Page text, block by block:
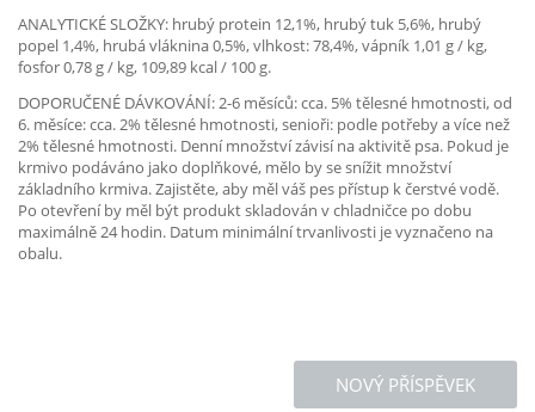
ANALYTICKÉ SLOŽKY: hrubý protein 12,1%, hrubý tuk 5,6%, hrubý
popel 1,4%, hrubá vláknina 0,5%, vlhkost: 78,4%, vápník 1,01 g / kg,
fosfor 0,78 g / kg, 109,89 kcal / 100 g.
DOPORUČENÉ DÁVKOVÁNÍ: 2-6 měsíců: cca. 5% tělesné hmotnosti, od
6. měsíce: cca. 2% tělesné hmotnosti, senioři: podle potřeby a více než
2% tělesné hmotnosti. Denní množství závisí na aktivitě psa. Pokud je
krmivo podáváno jako doplňkové, mělo by se snížit množství
základního krmiva. Zajistěte, aby měl váš pes přístup k čerstvé vodě.
Po otevření by měl být produkt skladován v chladničce po dobu
maximálně 24 hodin. Datum minimální trvanlivosti je vyznačeno na
obalu.
NOVÝ PŘÍSPĚVEK